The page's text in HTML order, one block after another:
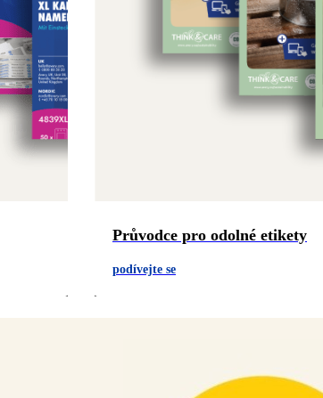
Průvodce pro odolné etikety
podívejte se